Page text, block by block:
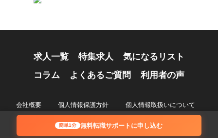
簡単1分 無料転職サポートに申し込む
求人一覧 特集求人
気になるリスト
コラム
よくあるご質問 利用者の声
会社概要 個人情報保護方針 個人情報取扱いについて
© 2024 Recruiting Partners Co.,Ltd.